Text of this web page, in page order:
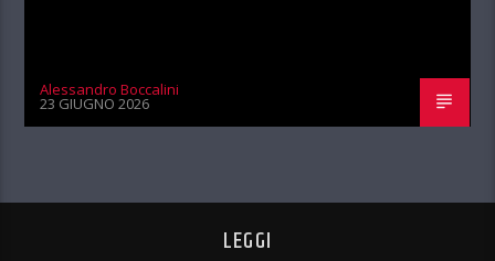
Alessandro Boccalini
23 GIUGNO 2026
LEGGI